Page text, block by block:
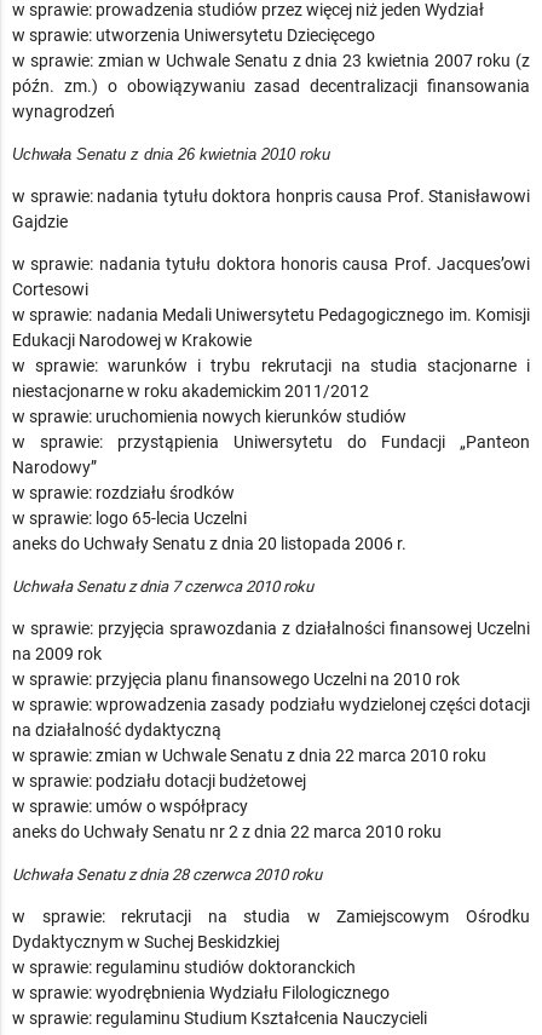
w sprawie: prowadzenia studiów przez więcej niż jeden Wydział
w sprawie: utworzenia Uniwersytetu Dziecięcego
w sprawie: zmian w Uchwale Senatu z dnia 23 kwietnia 2007 roku (z
późn. zm.) o obowiązywaniu zasad decentralizacji finansowania
wynagrodzeń
Uchwała Senatu z dnia 26 kwietnia 2010 roku
w sprawie: nadania tytułu doktora honpris causa Prof. Stanisławowi
Gajdzie
w sprawie: nadania tytułu doktora honoris causa Prof. Jacques’owi
Cortesowi
w sprawie: nadania Medali Uniwersytetu Pedagogicznego im. Komisji
Edukacji Narodowej w Krakowie
w sprawie: warunków i trybu rekrutacji na studia stacjonarne i
niestacjonarne w roku akademickim 2011/2012
w sprawie: uruchomienia nowych kierunków studiów
w sprawie: przystąpienia Uniwersytetu do Fundacji „Panteon
Narodowy”
w sprawie: rozdziału środków
w sprawie: logo 65-lecia Uczelni
aneks do Uchwały Senatu z dnia 20 listopada 2006 r.
Uchwała Senatu z dnia 7 czerwca 2010 roku
w sprawie: przyjęcia sprawozdania z działalności finansowej Uczelni
na 2009 rok
w sprawie: przyjęcia planu finansowego Uczelni na 2010 rok
w sprawie: wprowadzenia zasady podziału wydzielonej części dotacji
na działalność dydaktyczną
w sprawie: zmian w Uchwale Senatu z dnia 22 marca 2010 roku
w sprawie: podziału dotacji budżetowej
w sprawie: umów o współpracy
aneks do Uchwały Senatu nr 2 z dnia 22 marca 2010 roku
Uchwała Senatu z dnia 28 czerwca 2010 roku
w sprawie: rekrutacji na studia w Zamiejscowym Ośrodku
Dydaktycznym w Suchej Beskidzkiej
w sprawie: regulaminu studiów doktoranckich
w sprawie: wyodrębnienia Wydziału Filologicznego
w sprawie: regulaminu Studium Kształcenia Nauczycieli